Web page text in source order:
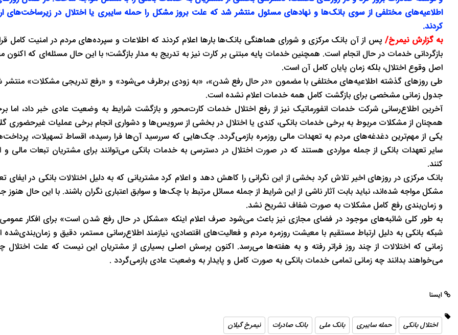
اطلاعیه‌های مختلفی از سوی بانک‌ها و نهادهای مسئول منتشر شد که علت بروز مشکل را حمله سایبری یا اختلال در زیرساخت‌های
کردند.
به گزارش نیمرخ/پس از آن بانک مرکزی و شورای هماهنگی بانک‌ها بارها اعلام کردند که اطلاعات و سپرده‌های مردم در امنیت کامل
بازگردانی خدمات در حال انجام است. همچنین خدمات پایه مبتنی بر کارت نیز به تدریج به مدار بازگشت؛ با این حال مسئله‌ای که
اصل وقوع اختلال، بلکه زمان پایان کامل آن است.
طی روزهای گذشته اطلاعیه‌های مختلفی با مضمون «در حال رفع شدن»، «به زودی برطرف می‌شود» و «رفع تدریجی مشکلات» منتشر
جدول زمانی مشخصی برای بازگشت کامل همه خدمات اعلام نشده است.
آخرین اطلاع‌رسانی شرکت خدمات انفورماتیک نیز از رفع اختلال خدمات کارت‌محور و بازگشت شرایط به وضعیت عادی خبر داد، اما
همچنان از مشکلات مربوط به برخی خدمات بانکی، کندی یا اختلال در بخشی از سرویس‌ها و دشواری انجام برخی عملیات غیرحضوری
یکی از مهم‌ترین دغدغه‌های مردم به تعهدات مالی روزمره بازمی‌گردد. چک‌هایی که سررسید آن‌ها فرا رسیده، اقساط تسهیلات،
سایر تعهدات بانکی از جمله مواردی هستند که در صورت اختلال در دسترسی به خدمات بانکی می‌توانند برای مشتریان تبعات مالی و
کنند.
بانک مرکزی در روزهای اخیر تلاش کرد بخشی از این نگرانی را کاهش دهد و اعلام کرد مشتریانی که به دلیل اختلالات بانکی در ایفای
مشکل مواجه شده‌اند، نباید بابت آثار ناشی از این شرایط از جمله مسائل مرتبط با چک‌ها و سوابق اعتباری نگران باشند. با این حال هنوز
و زمان‌بندی رفع کامل مشکلات به صورت شفاف تشریح نشد.
به طور کلی شائبه‌های موجود در فضای مجازی نیز باعث می‌شود صرف اعلام اینکه «مشکل در حال رفع شدن است» برای افکار عمومی
شبکه بانکی به دلیل ارتباط مستقیم با معیشت روزمره مردم و فعالیت‌های اقتصادی، نیازمند اطلاع‌رسانی مستمر، دقیق و زمان‌بندی‌شده
زمانی که اختلالات از چند روز فراتر رفته و به هفته‌ها می‌رسد. اکنون پرسش اصلی بسیاری از مشتریان این نیست که علت اختلال
می‌خواهند بدانند چه زمانی تمامی خدمات بانکی به صورت کامل و پایدار به وضعیت عادی بازمی‌گردد .
ایسنا
اختلال بانکی حمله سایبری بانک ملی بانک صادرات نیمرخ گیلان
پاییز هزار شب های همیشه روشن رشت در دل روستاهای گیلان